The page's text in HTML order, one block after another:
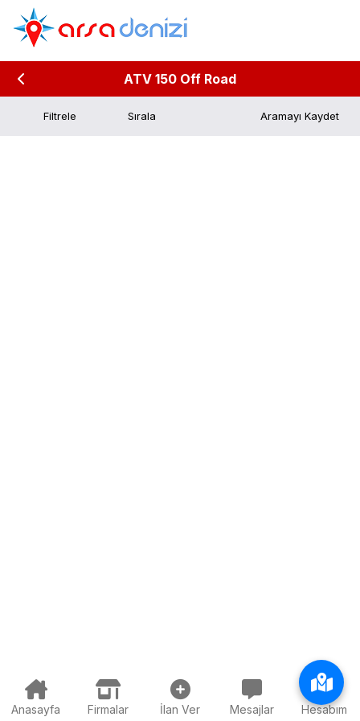
ATV 150 Off Road
Filtrele Aramayı Kaydet
Anasayfa Firmalar İlan Ver Mesajlar Hesabım